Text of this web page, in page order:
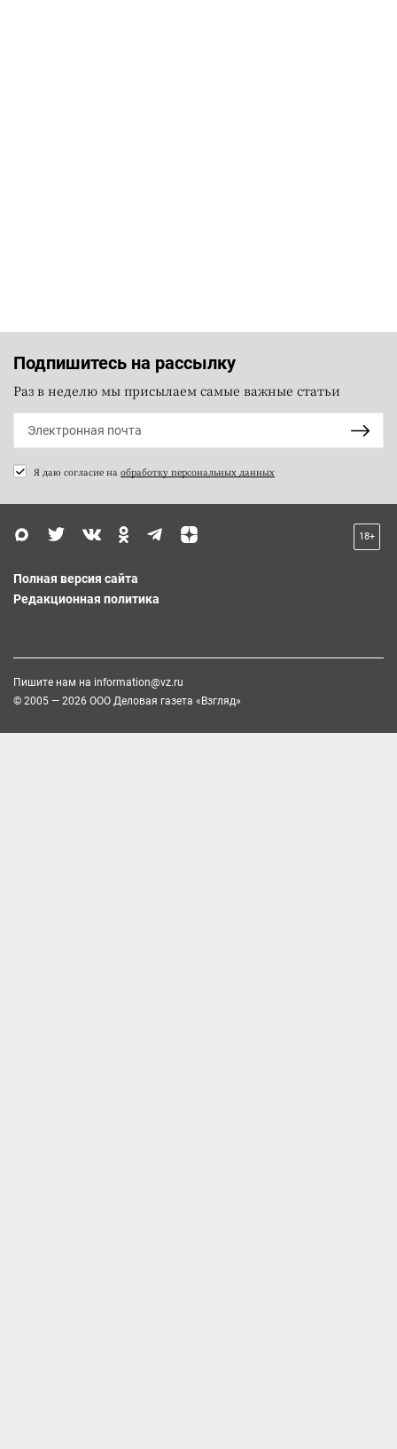
Подпишитесь на рассылку
Раз в неделю мы присылаем самые важные статьи
Я даю согласие на обработку персональных данных
18+
Полная версия сайта
Редакционная политика
Пишите нам на information@vz.ru
© 2005 — 2026 ООО Деловая газета «Взгляд»